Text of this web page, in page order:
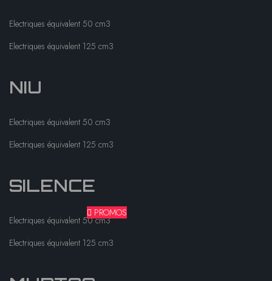
Electriques équivalent 50 cm3
Electriques équivalent 125 cm3
NIU
Electriques équivalent 50 cm3
Electriques équivalent 125 cm3
SILENCE
Electriques équivalent 50 cm3
Electriques équivalent 125 cm3
PROMOS